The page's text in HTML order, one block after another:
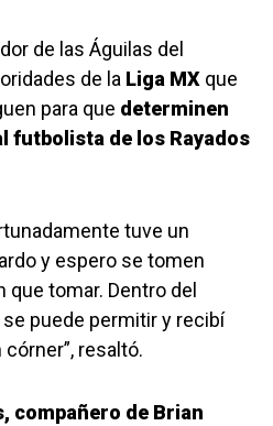
de las Águilas del
de la Liga MX que
para que determinen
futbolista de los Rayados
tuve un
y espero se tomen
tomar. Dentro del
puede permitir y recibí
resaltó.
compañero de Brian